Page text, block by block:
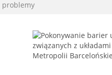
problemy